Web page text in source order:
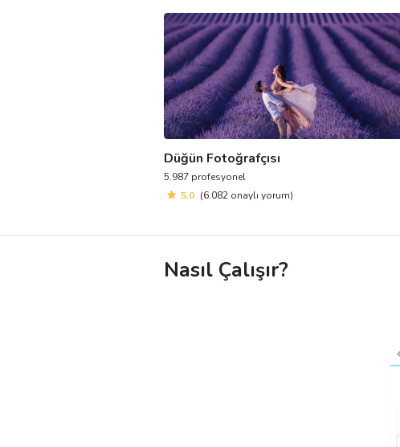
Düğün Fotoğrafçısı
5.987 profesyonel
5.0 (6.082 onaylı yorum)
Nasıl Çalışır?